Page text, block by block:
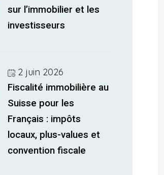
sur l’immobilier et les
investisseurs
2 juin 2026
Fiscalité immobilière au
Suisse pour les
Français : impôts
locaux, plus-values et
convention fiscale